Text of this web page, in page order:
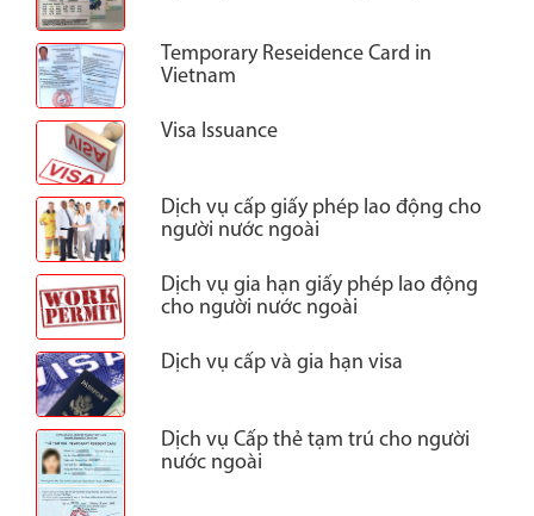
Temporary Reseidence Card in
Vietnam
Visa Issuance
Dịch vụ cấp giấy phép lao động cho
người nước ngoài
Dịch vụ gia hạn giấy phép lao động
cho người nước ngoài
Dịch vụ cấp và gia hạn visa
Dịch vụ Cấp thẻ tạm trú cho người
nước ngoài